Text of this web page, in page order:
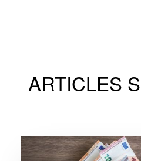
ARTICLES